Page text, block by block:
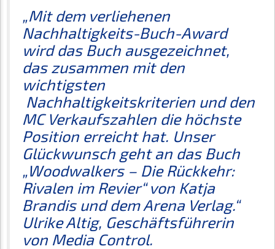
„Mit dem verliehenen
Nachhaltigkeits-Buch-Award
wird das Buch ausgezeichnet,
das zusammen mit den
wichtigsten
Nachhaltigkeitskriterien und den
MC Verkaufszahlen die höchste
Position erreicht hat. Unser
Glückwunsch geht an das Buch
„Woodwalkers – Die Rückkehr:
Rivalen im Revier“ von Katja
Brandis und dem Arena Verlag.“
Ulrike Altig, Geschäftsführerin
von Media Control.